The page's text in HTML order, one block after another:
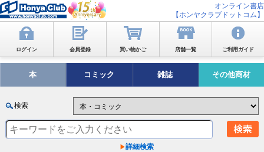
オンライン書店
【ホンヤクラブドットコム】
ログイン 会員登録 買い物かご 店舗一覧 ご利用ガイド
本 コミック 雑誌 その他商材
検索
詳細検索